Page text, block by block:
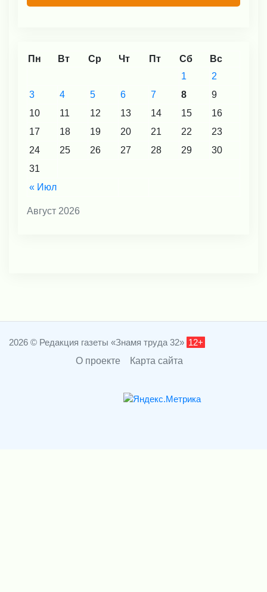
Август 2026
Пн Вт Ср Чт Пт Сб Вс
« Июл
1
2
3
4 5 6 7 8
9
10
11 12 13 14 15
16
17
18 19 20 21 22
23
24
25 26 27 28 29
30
31
2026 © Редакция газеты «Знамя труда 32» 12+
О проекте
Карта сайта